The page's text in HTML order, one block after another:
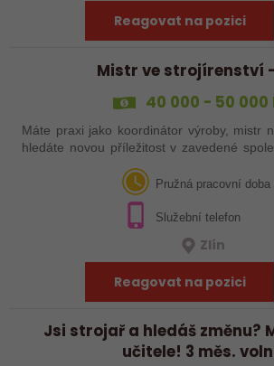
Reagovat na pozici
Mistr ve strojírenství
40 000 - 50 000
Máte praxi jako koordinátor výroby, mistr
hledáte novou příležitost v zavedené
Pružná pracovní doba
Služební telefon
Zlín
Reagovat na pozici
Jsi strojař a hledáš změnu?
učitele! 3 měs.